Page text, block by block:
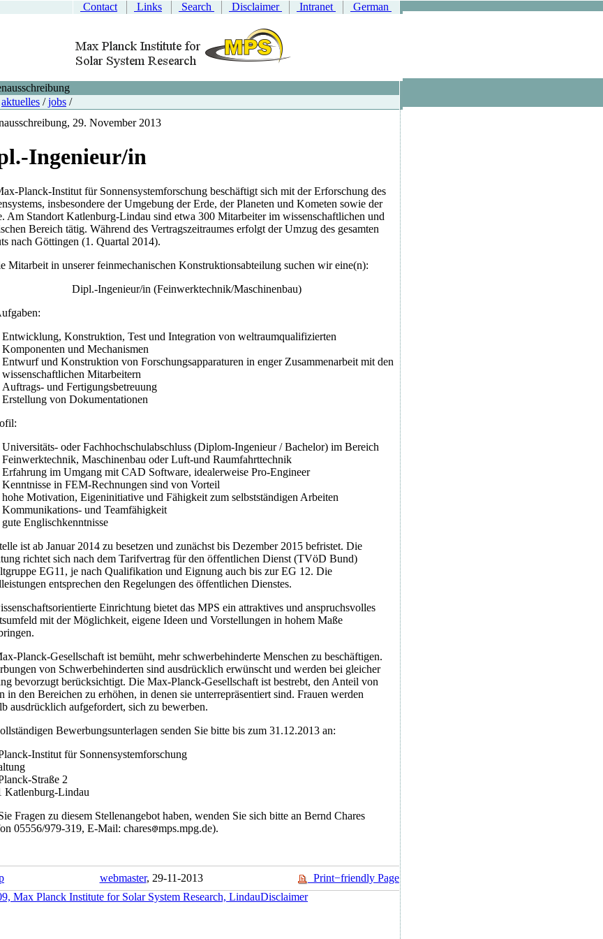
Contact Links Search Disclaimer Intranet German
aktuelles /jobs /
29. November 2013
Ingenieur/in
Planck-Institut für Sonnensystemforschung beschäftigt sich mit der Erforschung des
insbesondere der Umgebung der Erde, der Planeten und Kometen sowie der
Am Standort Katlenburg-Lindau sind etwa 300 Mitarbeiter im wissenschaftlichen und
Bereich tätig. Während des Vertragszeitraumes erfolgt der Umzug des gesamten
nach Göttingen (1. Quartal 2014).
Mitarbeit in unserer feinmechanischen Konstruktionsabteilung suchen wir eine(n):
Dipl.-Ingenieur/in (Feinwerktechnik/Maschinenbau)
Entwicklung, Konstruktion, Test und Integration von weltraumqualifizierten
Komponenten und Mechanismen
Entwurf und Konstruktion von Forschungsapparaturen in enger Zusammenarbeit mit den
wissenschaftlichen Mitarbeitern
Auftrags- und Fertigungsbetreuung
Erstellung von Dokumentationen
Universitäts- oder Fachhochschulabschluss (Diplom-Ingenieur / Bachelor) im Bereich
Feinwerktechnik, Maschinenbau oder Luft-und Raumfahrttechnik
Erfahrung im Umgang mit CAD Software, idealerweise Pro-Engineer
Kenntnisse in FEM-Rechnungen sind von Vorteil
hohe Motivation, Eigeninitiative und Fähigkeit zum selbstständigen Arbeiten
Kommunikations- und Teamfähigkeit
gute Englischkenntnisse
ist ab Januar 2014 zu besetzen und zunächst bis Dezember 2015 befristet. Die
richtet sich nach dem Tarifvertrag für den öffentlichen Dienst (TVöD Bund)
EG11, je nach Qualifikation und Eignung auch bis zur EG 12. Die
entsprechen den Regelungen des öffentlichen Dienstes.
Einrichtung bietet das MPS ein attraktives und anspruchsvolles
mit der Möglichkeit, eigene Ideen und Vorstellungen in hohem Maße
Planck-Gesellschaft ist bemüht, mehr schwerbehinderte Menschen zu beschäftigen.
von Schwerbehinderten sind ausdrücklich erwünscht und werden bei gleicher
bevorzugt berücksichtigt. Die Max-Planck-Gesellschaft ist bestrebt, den Anteil von
in den Bereichen zu erhöhen, in denen sie unterrepräsentiert sind. Frauen werden
ausdrücklich aufgefordert, sich zu bewerben.
Bewerbungsunterlagen senden Sie bitte bis zum 31.12.2013 an:
Institut für Sonnensystemforschung
Straße 2
Katlenburg-Lindau
Fragen zu diesem Stellenangebot haben, wenden Sie sich bitte an Bernd Chares
05556/979-319, E-Mail: chares mps.mpg.de).
webmaster, 29-11-2013
Print−friendly Page
Max Planck Institute for Solar System Research, LindauDisclaimer